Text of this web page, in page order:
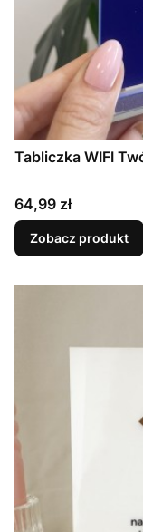
Tabliczka WIFI
Cena
64,99 zł
Zobacz produkt